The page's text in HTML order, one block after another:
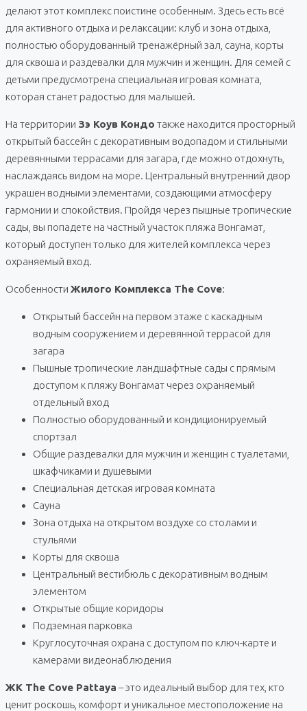
делают этот комплекс поистине особенным. Здесь есть всё
для активного отдыха и релаксации: клуб и зона отдыха,
полностью оборудованный тренажёрный зал, сауна, корты
для сквоша и раздевалки для мужчин и женщин. Для семей с
детьми предусмотрена специальная игровая комната,
которая станет радостью для малышей.
На территории Зэ Коув Кондо также находится просторный
открытый бассейн с декоративным водопадом и стильными
деревянными террасами для загара, где можно отдохнуть,
наслаждаясь видом на море. Центральный внутренний двор
украшен водными элементами, создающими атмосферу
гармонии и спокойствия. Пройдя через пышные тропические
сады, вы попадете на частный участок пляжа Вонгамат,
который доступен только для жителей комплекса через
охраняемый вход.
Особенности Жилого Комплекса The Cove:
Открытый бассейн на первом этаже с каскадным
водным сооружением и деревянной террасой для
загара
Пышные тропические ландшафтные сады с прямым
доступом к пляжу Вонгамат через охраняемый
отдельный вход
Полностью оборудованный и кондиционируемый
спортзал
Общие раздевалки для мужчин и женщин с туалетами,
шкафчиками и душевыми
Специальная детская игровая комната
Сауна
Зона отдыха на открытом воздухе со столами и
стульями
Корты для сквоша
Центральный вестибюль с декоративным водным
элементом
Открытые общие коридоры
Подземная парковка
Круглосуточная охрана с доступом по ключ-карте и
камерами видеонаблюдения
ЖК The Cove Pattaya – это идеальный выбор для тех, кто
ценит роскошь, комфорт и уникальное местоположение на